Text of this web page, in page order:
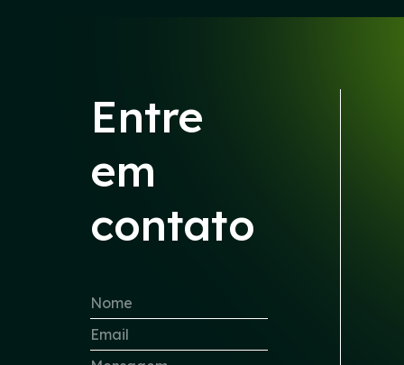
Entre
em
contato